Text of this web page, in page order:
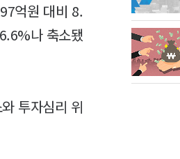
억원 대비 8.
나 축소됐
투자심리 위